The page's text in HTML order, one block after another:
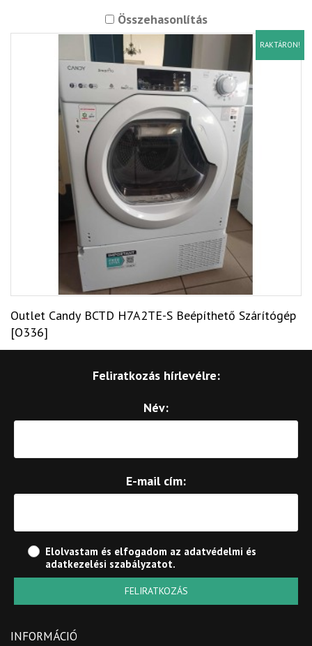
Összehasonlítás
RAKTÁRON!
Outlet Candy BCTD H7A2TE-S Beépíthető Szárítógép
[O336]
Feliratkozás hírlevélre:
Név:
E-mail cím:
Elolvastam és elfogadom az adatvédelmi és
adatkezelési szabályzatot.
FELIRATKOZÁS
INFORMÁCIÓ